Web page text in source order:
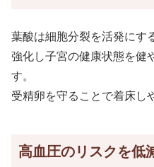
葉酸は細胞分裂を活発にす
強化し子宮の健康状態を健
す。
受精卵を守ることで着床し
高血圧のリスクを低